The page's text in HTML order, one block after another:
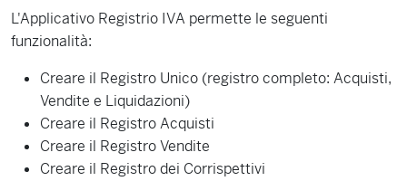
L'Applicativo Registrio IVA permette le seguenti
funzionalità:
Creare il Registro Unico (registro completo: Acquisti,
Vendite e Liquidazioni)
Creare il Registro Acquisti
Creare il Registro Vendite
Creare il Registro dei Corrispettivi